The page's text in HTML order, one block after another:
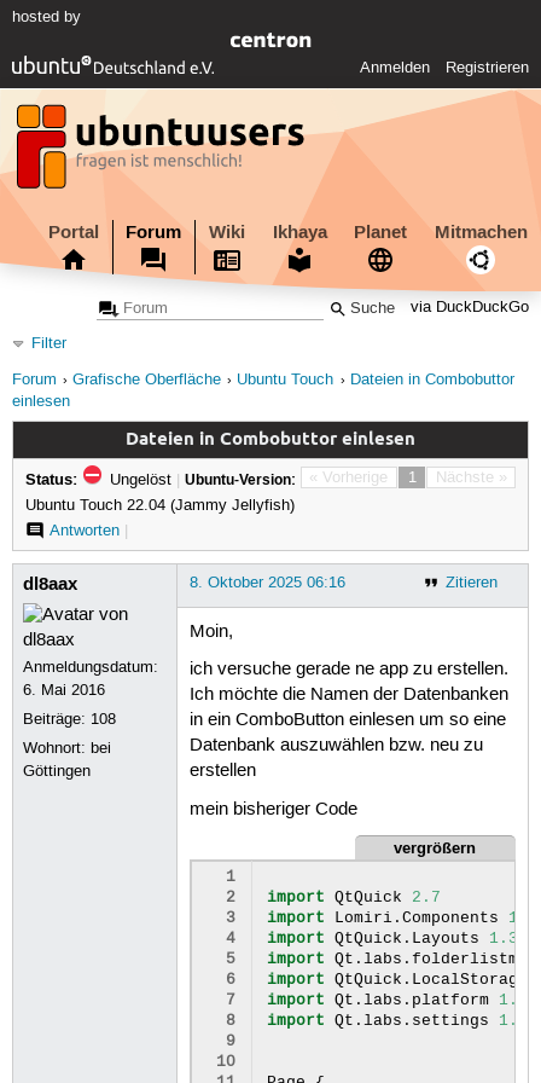
hosted by
Anmelden Registrieren
Portal Forum Wiki Ikhaya Planet Mitmachen
via DuckDuckGo
Filter
Forum
Grafische Oberfläche Ubuntu Touch
Dateien in Combobuttor
einlesen
Dateien in Combobuttor einlesen
« Vorherige 1 Nächste »
Status: Ungelöst | Ubuntu-Version:
Ubuntu Touch 22.04 (Jammy Jellyfish)
Antworten|
dl8aax
Anmeldungsdatum:
6. Mai 2016
Beiträge: 108
Wohnort: bei
Göttingen
Zitieren
8. Oktober 2025 06:16
Moin,
ich versuche gerade ne app zu erstellen.
Ich möchte die Namen der Datenbanken
in ein ComboButton einlesen um so eine
Datenbank auszuwählen bzw. neu zu
erstellen
mein bisheriger Code
vergrößern
  1
  2
  3
  4
  5
  6
  7
  8
  9
10
import QtQuick
2.7
import
Lomiri .Components
1.3
import
QtQuick . Layouts
1.3
import
Qt .labs .
import
QtQuick . LocalStorage
import
Qt .labs . platform
1.1
import
Qt .labs . settings 1.0